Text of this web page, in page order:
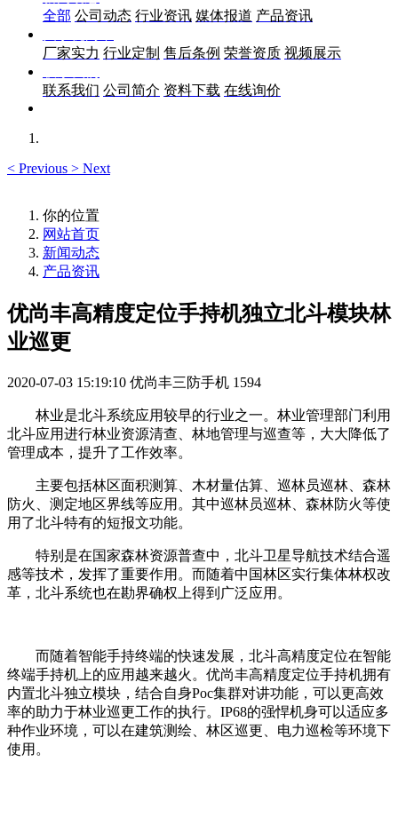
全部 公司动态 行业资讯 媒体报道 产品资讯
厂家实力 行业定制 售后条例 荣誉资质 视频展示
联系我们 公司简介 资料下载 在线询价
< Previous > Next
你的位置
网站首页
新闻动态
产品资讯
优尚丰高精度定位手持机独立北斗模块林
业巡更
2020-07-03 15:19:10 优尚丰三防手机 1594
林业是北斗系统应用较早的行业之一。林业管理部门利用
北斗应用进行林业资源清查、林地管理与巡查等，大大降低了
管理成本，提升了工作效率。
主要包括林区面积测算、木材量估算、巡林员巡林、森林
防火、测定地区界线等应用。其中巡林员巡林、森林防火等使
用了北斗特有的短报文功能。
特别是在国家森林资源普查中，北斗卫星导航技术结合遥
感等技术，发挥了重要作用。而随着中国林区实行集体林权改
革，北斗系统也在勘界确权上得到广泛应用。
而随着智能手持终端的快速发展，北斗高精度定位在智能
终端手持机上的应用越来越火。优尚丰高精度定位手持机拥有
内置北斗独立模块，结合自身Poc集群对讲功能，可以更高效
率的助力于林业巡更工作的执行。IP68的强悍机身可以适应多
种作业环境，可以在建筑测绘、林区巡更、电力巡检等环境下
使用。